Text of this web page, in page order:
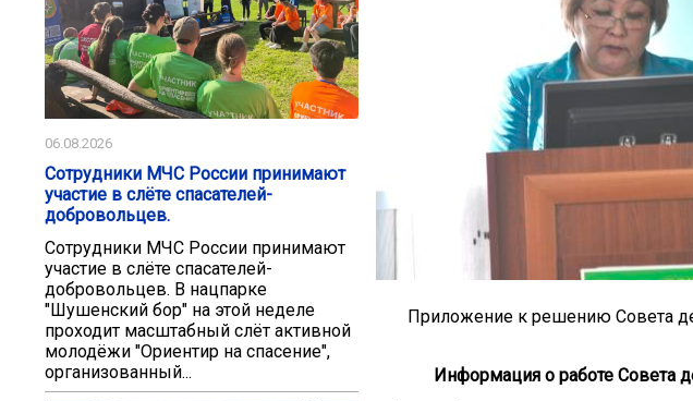
06.08.2026
Сотрудники МЧС России принимают
участие в слёте спасателей-
добровольцев.
Сотрудники МЧС России принимают
участие в слёте спасателей-
добровольцев. В нацпарке
"Шушенский бор" на этой неделе
проходит масштабный слёт активной
молодёжи "Ориентир на спасение",
организованный...
Приложение к решению Совета
Информация о работе Совета